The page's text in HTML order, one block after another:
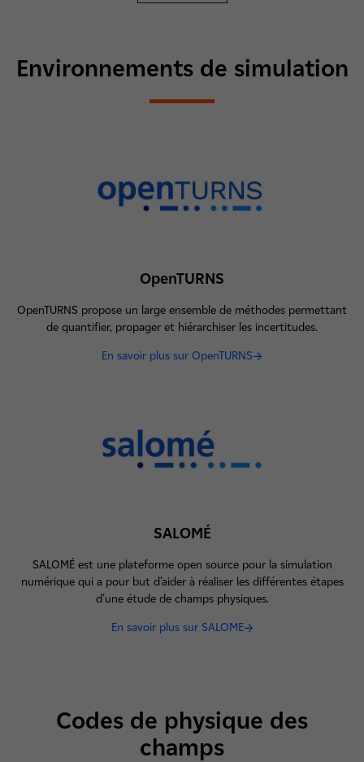
Environnements de simulation
OpenTURNS
OpenTURNS propose un large ensemble de méthodes permettant
de quantifier, propager et hiérarchiser les incertitudes.
En savoir plus sur OpenTURNS
SALOMÉ
SALOMÉ est une plateforme open source pour la simulation
numérique qui a pour but d’aider à réaliser les différentes étapes
d’une étude de champs physiques.
En savoir plus sur SALOME
Codes de physique des
champs